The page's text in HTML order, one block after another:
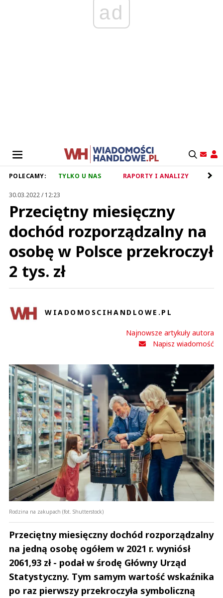
ad
POLECAMY: TYLKO U NAS RAPORTY I ANALIZY
30.03.2022 / 12:23
Przeciętny miesięczny
dochód rozporządzalny na
osobę w Polsce przekroczył
2 tys. zł
WIADOMOSCIHANDLOWE.PL
Najnowsze artykuły autora
Napisz wiadomość
Rodzina na zakupach (fot. Shutterstock)
Przeciętny miesięczny dochód rozporządzalny
na jedną osobę ogółem w 2021 r. wyniósł
2061,93 zł - podał w środę Główny Urząd
Statystyczny. Tym samym wartość wskaźnika
po raz pierwszy przekroczyła symboliczną